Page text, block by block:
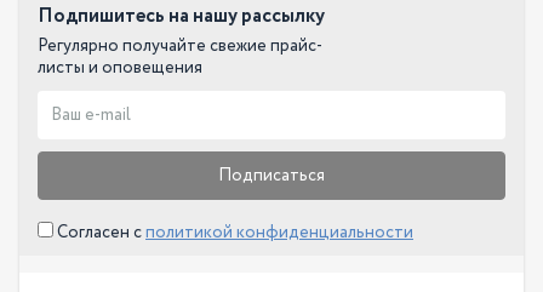
Подпишитесь на нашу рассылку
Регулярно получайте свежие прайс-
листы и оповещения
Подписаться
Согласен сполитикой конфиденциальности